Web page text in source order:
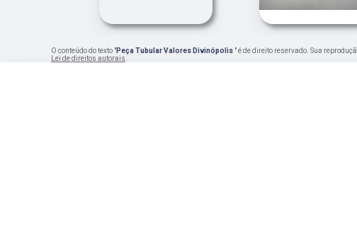
O conteúdo do texto "Peça Tubular Valores Divinópolis " é de direito reservado. Sua
Lei de direitos autorais.